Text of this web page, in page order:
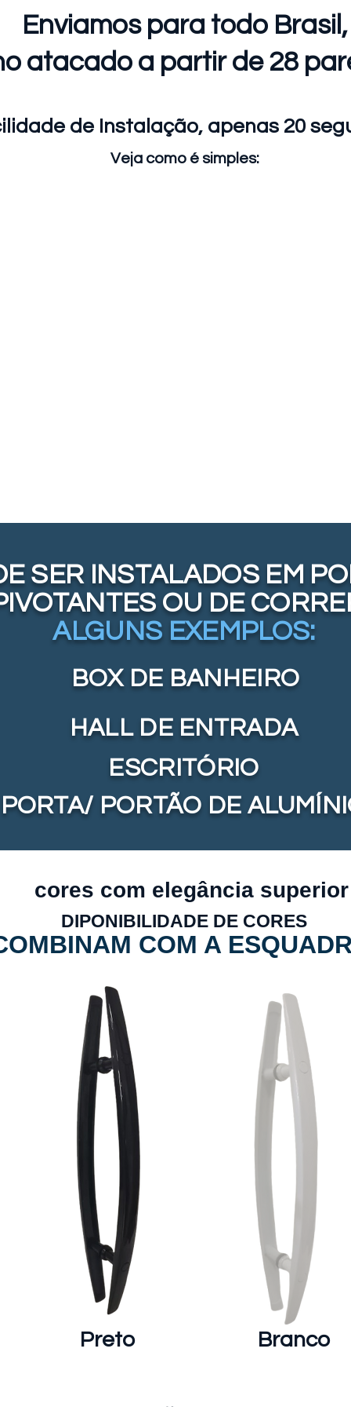
Enviamos para todo Brasil,
atacado a partir de 28
de Instalação, apenas 20
Veja como é simples:
SER INSTALADOS EM
OU DE
ALGUNS EXEMPLOS:
BOX DE BANHEIRO
HALL DE ENTRADA
ESCRITÓRIO
PORTA/ PORTÃO DE
cores com elegância superior
DIPONIBILIDADE DE CORES
COM A
Preto Branco